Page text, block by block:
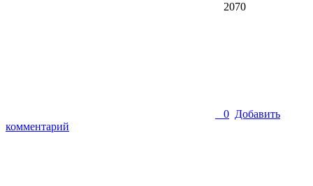
2070
0 Добавить
комментарий